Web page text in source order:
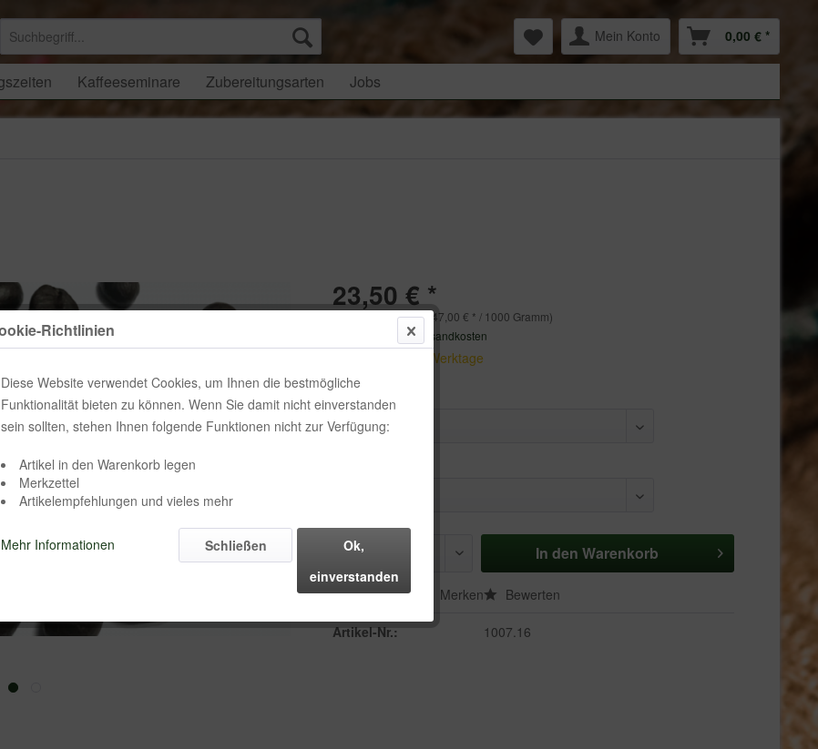
Mein Konto 0,00 € *
Kaffeeseminare Zubereitungsarten Jobs
23,50 € *
500 Gramm (47,00 € * / 1000 Gramm)
zzgl. Versandkosten
Lieferzeit 3-5 Werktage
Gewicht:
In den Warenkorb
Vergleichen Merken Bewerten
Artikel-Nr.: 1007.16
Richtlinien
Diese Website verwendet Cookies, um Ihnen die bestmögliche
Funktionalität bieten zu können. Wenn Sie damit nicht einverstanden
sein sollten, stehen Ihnen folgende Funktionen nicht zur Verfügung:
Artikel in den Warenkorb legen
Merkzettel
Artikelempfehlungen und vieles mehr
Mehr Informationen
Ok,
einverstanden
Schließen